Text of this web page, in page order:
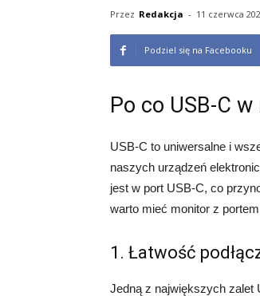
Przez Redakcja - 11 czerwca
Podziel się na Facebooku
Po co USB-C
USB-C to uniwersalne i
naszych urządzeń
jest w port USB-C, co
warto mieć monitor z
1. Łatwość
Jedną z największych zalet